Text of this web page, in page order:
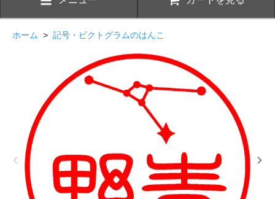
ホーム > 記号・ピクトグラムのはんこ